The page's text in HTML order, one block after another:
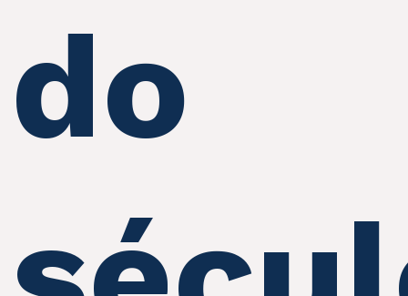
do